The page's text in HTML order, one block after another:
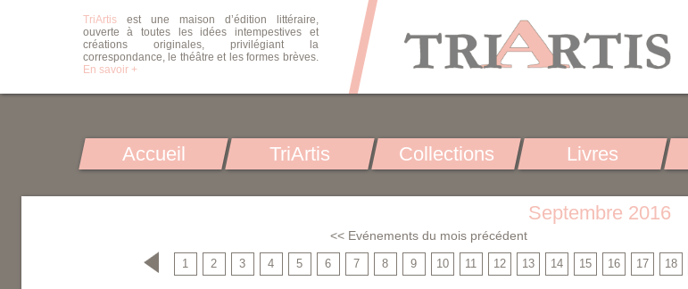
TriArtisest une maison d’édition littéraire,
ouverte à toutes les idées intempestives et
créations originales, privilégiant la
correspondance, le théâtre et les formes brèves.
En savoir +
Accueil TriArtis Collections Livres
Septembre 2016
<< Evénements du mois précédent
1 2 3 4 5 6 7 8 9 10 11 12 13 14 15 16 17 18